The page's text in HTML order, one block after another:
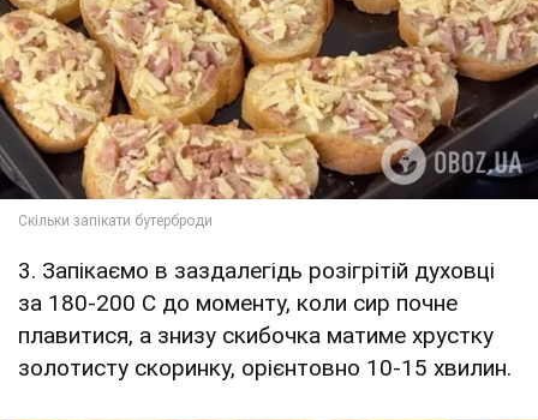
3. Запікаємо в заздалегідь розігрітій духовці
за 180-200 С до моменту, коли сир почне
плавитися, а знизу скибочка матиме хрустку
золотисту скоринку, орієнтовно 10-15 хвилин.